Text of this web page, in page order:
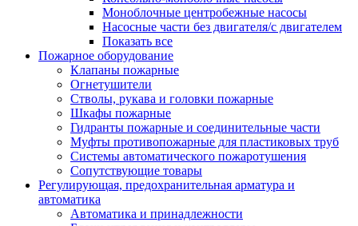
Моноблочные центробежные насосы
Насосные части без двигателя/с двигателем
Показать все
Пожарное оборудование
Клапаны пожарные
Огнетушители
Стволы, рукава и головки пожарные
Шкафы пожарные
Гидранты пожарные и соединительные части
Муфты противопожарные для пластиковых труб
Системы автоматического пожаротушения
Сопутствующие товары
Регулирующая, предохранительная арматура и
автоматика
Автоматика и принадлежности